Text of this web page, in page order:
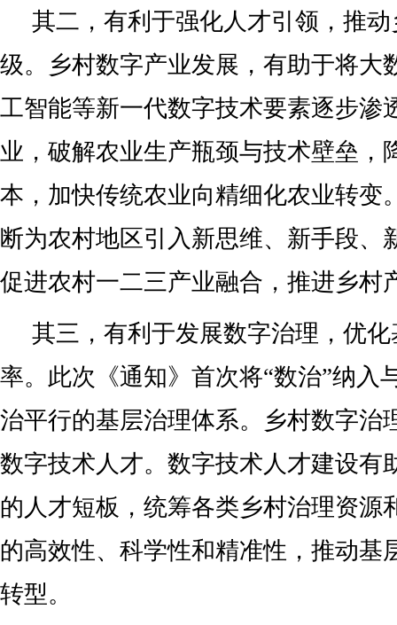
其二，有利于强化人才引领，推
级。乡村数字产业发展，有助于将大
工智能等新一代数字技术要素逐步渗
业，破解农业生产瓶颈与技术壁垒，
本，加快传统农业向精细化农业转变
断为农村地区引入新思维、新手段、
促进农村一二三产业融合，推进乡村
其三，有利于发展数字治理，优
率。此次《通知》首次将“数治”纳入
治平行的基层治理体系。乡村数字治
数字技术人才。数字技术人才建设有
的人才短板，统筹各类乡村治理资源
的高效性、科学性和精准性，推动基
转型。